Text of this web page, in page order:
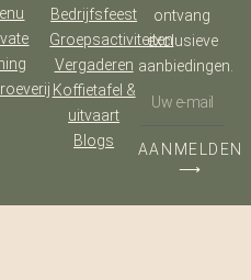
Bedrijfsfeest
Groepsactiviteiten
Vergaderen
Koffietafel &
uitvaart
Blogs
ontvang
exclusieve
aanbiedingen.
AANMELDEN
⟶